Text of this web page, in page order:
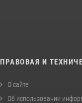
ПРАВОВАЯ И
О сайте
Об использовании